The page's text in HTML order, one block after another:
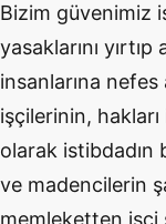
Bizim güvenimiz
yasaklarını
insanlarına
işçilerinin,
olarak istibdadın
ve madencilerin
memleketten işçi